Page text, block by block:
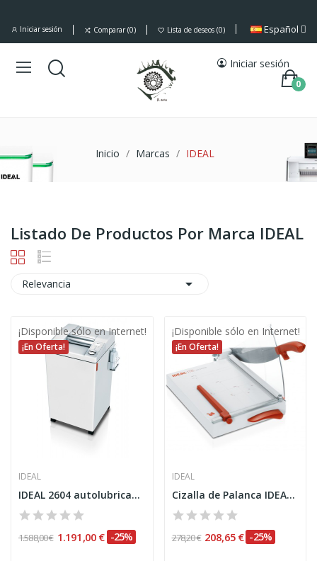
Iniciar sesión Comparar 0 Lista de deseos 0 Español
Iniciar sesión
0
Inicio Marcas IDEAL
Listado De Productos Por Marca IDEAL
Relevancia 
¡Disponible sólo en Internet!
¡En Oferta!
IDEAL
IDEAL 2604 autolubricante
1.588,00 € 1.191,00 € -25%
¡Disponible sólo en Internet!
¡En Oferta!
IDEAL
Cizalla de Palanca IDEAL 1135
278,20 € 208,65 € -25%